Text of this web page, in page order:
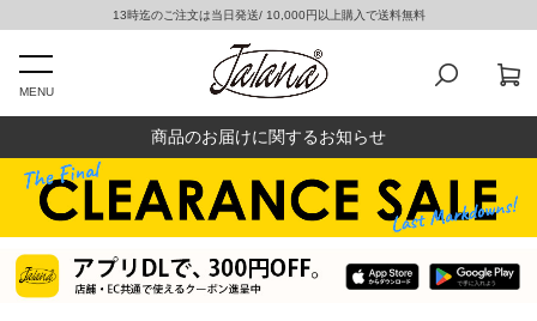
13時迄のご注文は当日発送/ 10,000円以上購入で送料無料
MENU
商品のお届けに関するお知らせ